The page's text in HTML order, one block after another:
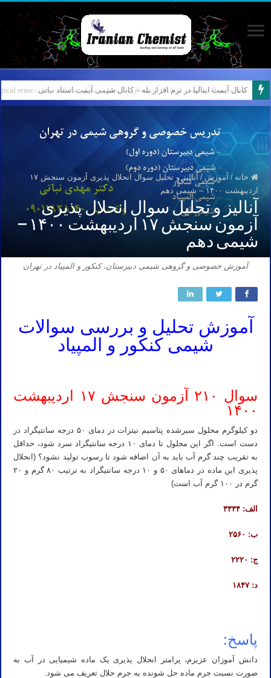
نمونه سوالات آیمت ایتالیا – استدلال و منطق – تفکر نقادانه – Logical reasoning – پارت ۷
خانه / آموزش /
آنالیز و تحلیل سوال انحلال پذیری آزمون سنجش ۱۷
اردیبهشت ۱۴۰۰ – شیمی دهم
آنالیز و تحلیل سوال انحلال پذیری
آزمون سنجش ۱۷ اردیبهشت ۱۴۰۰ –
شیمی دهم
آموزش خصوصی و گروهی شیمی دبیرستان، کنکور و المپیاد در تهران
آموزش تحلیل و بررسی سوالات
شیمی کنکور و المپیاد
سوال ۲۱۰ آزمون سنجش ۱۷ اردیبهشت
۱۴۰۰
دو کیلوگرم محلول سیرشده پتاسیم نیترات در دمای ۵۰ درجه سانتیگراد در
دست است. اگر این محلول تا دمای ۱۰ درجه سانتیگراد سرد شود، حداقل
به تقریب چند گرم آب باید به آن اضافه شود تا رسوب تولید نشود؟ (انحلال
پذیری این ماده در دماهای ۵۰ و ۱۰ درجه سانتیگراد به ترتیب ۸۰ گرم و ۲۰
گرم در ۱۰۰ گرم آب است)
الف: ۳۳۳۴
ب: ۲۵۶۰
ج: ۲۲۲۰
د: ۱۸۴۷
پاسخ:
دانش آموزان عزیزم، پرامتر انحلال پذیری یک ماده شیمیایی در آب به
صورت نسبت جرم ماده حل شونده به جرم حلال تعریف می شود.